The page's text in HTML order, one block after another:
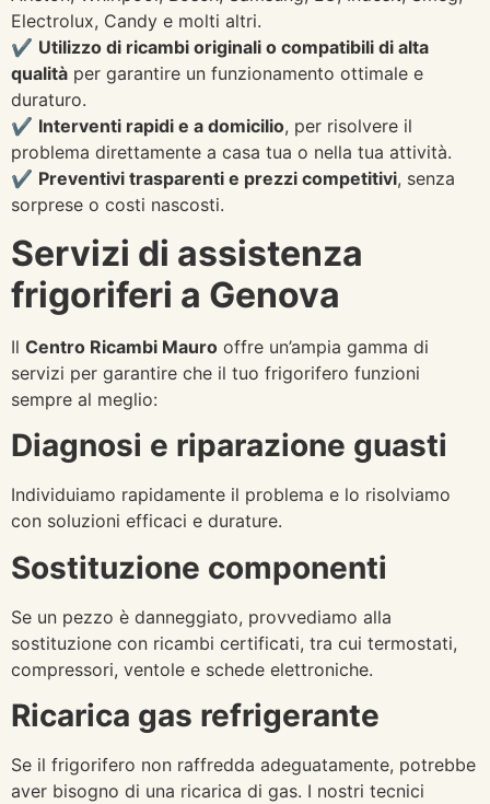
Electrolux, Candy e molti altri.
✔ Utilizzo di ricambi originali o compatibili di alta
qualità per garantire un funzionamento ottimale e
duraturo.
✔ Interventi rapidi e a domicilio, per risolvere il
problema direttamente a casa tua o nella tua attività.
✔ Preventivi trasparenti e prezzi competitivi, senza
sorprese o costi nascosti.
Servizi di assistenza
frigoriferi a Genova
Il Centro Ricambi Mauro offre un’ampia gamma di
servizi per garantire che il tuo frigorifero funzioni
sempre al meglio:
Diagnosi e riparazione guasti
Individuiamo rapidamente il problema e lo risolviamo
con soluzioni efficaci e durature.
Sostituzione componenti
Se un pezzo è danneggiato, provvediamo alla
sostituzione con ricambi certificati, tra cui termostati,
compressori, ventole e schede elettroniche.
Ricarica gas refrigerante
Se il frigorifero non raffredda adeguatamente, potrebbe
aver bisogno di una ricarica di gas. I nostri tecnici